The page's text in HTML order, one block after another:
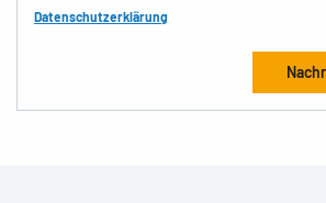
Datenschutzerklärung